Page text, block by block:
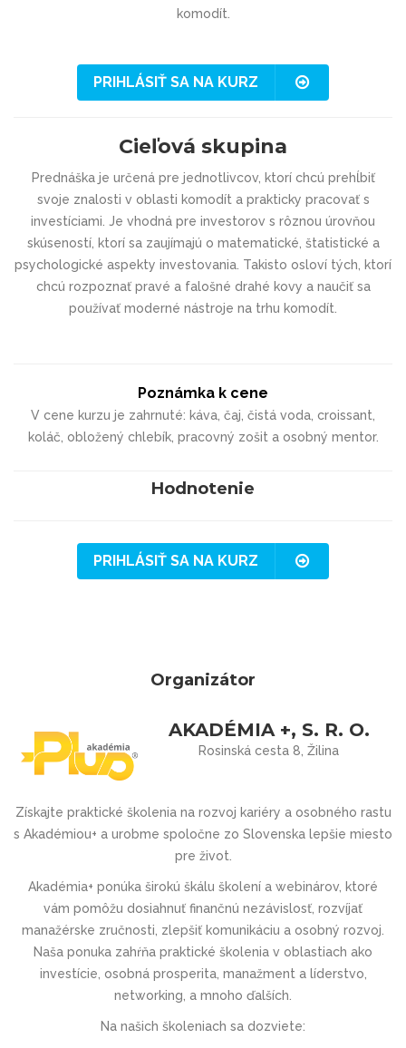
komodít.
PRIHLÁSIŤ SA NA KURZ
Cieľová skupina
Prednáška je určená pre jednotlivcov, ktorí chcú prehĺbiť
svoje znalosti v oblasti komodít a prakticky pracovať s
investíciami. Je vhodná pre investorov s rôznou úrovňou
skúseností, ktorí sa zaujímajú o matematické, štatistické a
psychologické aspekty investovania. Takisto osloví tých, ktorí
chcú rozpoznať pravé a falošné drahé kovy a naučiť sa
používať moderné nástroje na trhu komodít.
Poznámka k cene
V cene kurzu je zahrnuté: káva, čaj, čistá voda, croissant,
koláč, obložený chlebík, pracovný zošit a osobný mentor.
Hodnotenie
PRIHLÁSIŤ SA NA KURZ
Organizátor
AKADÉMIA +, S. R. O.
Rosinská cesta 8, Žilina
Získajte praktické školenia na rozvoj kariéry a osobného rastu
s Akadémiou+ a urobme spoločne zo Slovenska lepšie miesto
pre život.
Akadémia+ ponúka širokú škálu školení a webinárov, ktoré
vám pomôžu dosiahnuť finančnú nezávislosť, rozvíjať
manažérske zručnosti, zlepšiť komunikáciu a osobný rozvoj.
Naša ponuka zahŕňa praktické školenia v oblastiach ako
investície, osobná prosperita, manažment a líderstvo,
networking, a mnoho ďalších.
Na našich školeniach sa dozviete: